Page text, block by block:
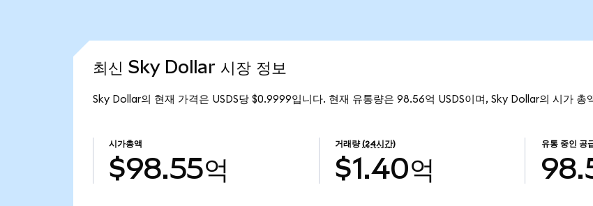
최신 Sky Dollar 시장 정보
Sky Dollar의 현재 가격은 USDS당 $0.9999입니다. 현재 유통량은 98.56억 USDS이며, Sky Dollar의 시가 총
시가총액
$98.55억
거래량 (24시간)
$1.40억
유통 중인 공